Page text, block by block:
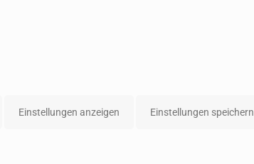
Einstellungen anzeigen Einstellungen speichern